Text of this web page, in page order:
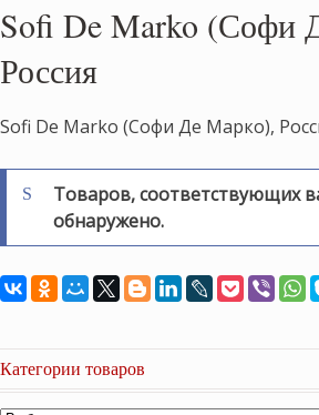
Sofi De Marko (Софи
Россия
Sofi De Marko (Софи Де Марко),
Товаров, соответствующих
обнаружено.
Категории товаров